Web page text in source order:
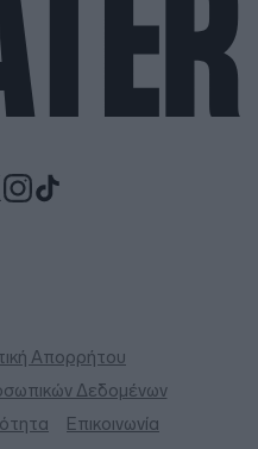
Απορρήτου
Δεδομένων
Επικοινωνία